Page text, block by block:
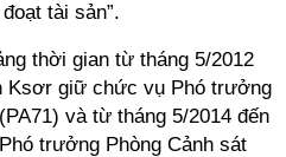
tài sản”.
thời gian từ tháng 5/2012
Ksơr giữ chức vụ Phó trưởng
và từ tháng 5/2014 đến
trưởng Phòng Cảnh sát